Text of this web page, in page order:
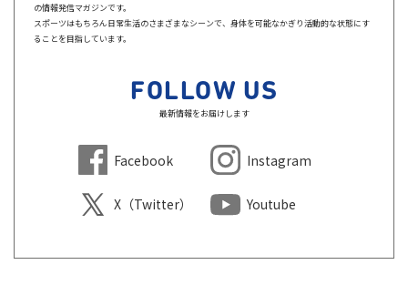
の情報発信マガジンです。
スポーツはもちろん日常生活のさまざまなシーンで、身体を可能なかぎり活動的な状態にす
ることを目指しています。
FOLLOW US
最新情報をお届けします
Facebook Instagram
X（Twitter） Youtube